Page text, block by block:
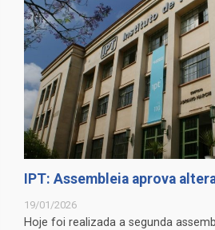
IPT: Assembleia aprova
19/01/2026
Hoje foi realizada a segunda